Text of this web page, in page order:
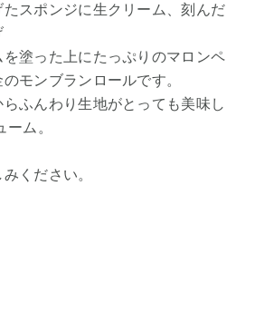
スポンジに生クリーム、刻んだ
塗った上にたっぷりのマロンペ
モンブランロールです。
ふんわり生地がとっても美味し
ム。
ください。